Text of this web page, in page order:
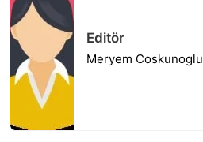
Editör
Meryem Coskunoglu